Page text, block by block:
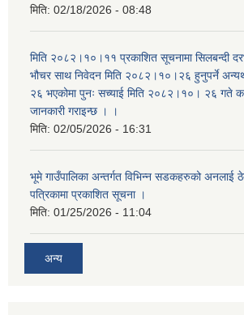
मिति: 02/18/2026 - 08:48
मिति २०८२।१०।११ प्रकाशित सूचनामा सिलबन्दी
भौचर साथ निवेदन मिति २०८२।१०।२६ हुनुपर्ने
२६ भएकोमा पुनः सच्याई मिति २०८२।१०। २६ गते
जानकारी गराइन्छ । ।
मिति: 02/05/2026 - 16:31
भूमे गाउँपालिका अन्तर्गत विभिन्न सडकहरुको अनलाई
पत्रिकामा प्रकाशित सूचना ।
मिति: 01/25/2026 - 11:04
अन्य